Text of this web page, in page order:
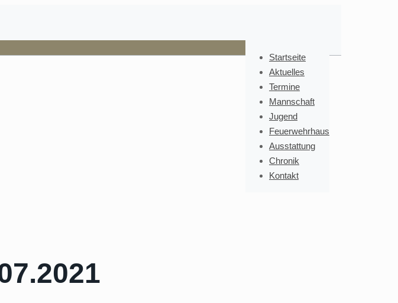
Startseite
Aktuelles
Termine
Mannschaft
Jugend
Feuerwehrhaus
Ausstattung
Chronik
Kontakt